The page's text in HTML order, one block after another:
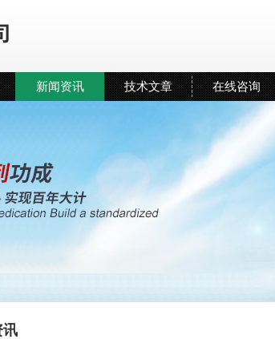
新闻资讯 技术文章 在线咨询
讯